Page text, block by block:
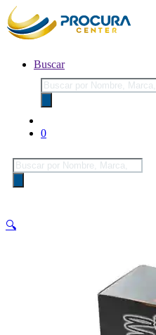
Buscar
Búsqueda
de
productos
0
Búsqueda
de
productos
🔍